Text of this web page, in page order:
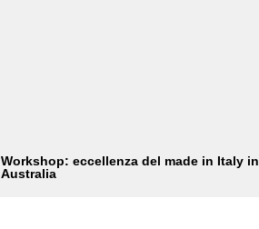
Workshop: eccellenza del made in Italy in
Australia